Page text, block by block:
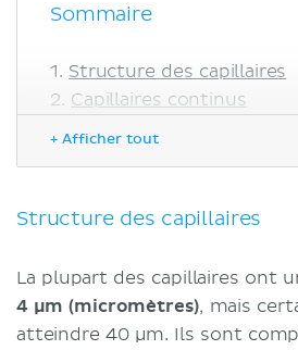
Sommaire
Structure des capillaires
Capillaires continus
Sources
+ Afficher tout
Structure des capillaires
La plupart des capillaires ont
4 µm (micromètres), mais
atteindre 40 µm. Ils sont